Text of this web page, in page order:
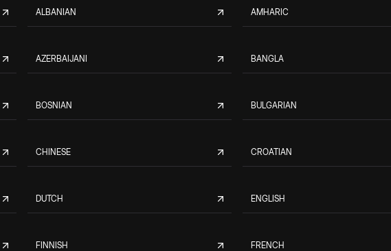
ALBANIAN AMHARIC
AZERBAIJANI BANGLA
BOSNIAN BULGARIAN
CHINESE CROATIAN
DUTCH ENGLISH
FINNISH FRENCH